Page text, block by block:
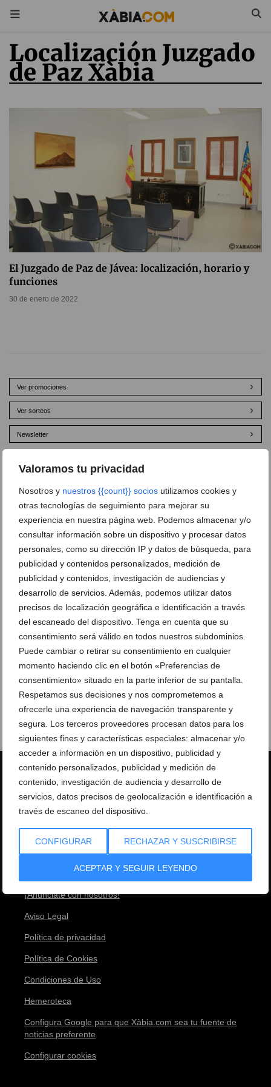
Valoramos tu privacidad
Nosotros y nuestros {{count}} socios utilizamos cookies y
otras tecnologías de seguimiento para mejorar su
experiencia en nuestra página web. Podemos almacenar y/o
consultar información sobre un dispositivo y procesar datos
personales, como su dirección IP y datos de búsqueda, para
publicidad y contenidos personalizados, medición de
publicidad y contenidos, investigación de audiencias y
desarrollo de servicios. Además, podemos utilizar datos
precisos de localización geográfica e identificación a través
del escaneado del dispositivo. Tenga en cuenta que su
consentimiento será válido en todos nuestros subdominios.
Puede cambiar o retirar su consentimiento en cualquier
momento haciendo clic en el botón «Preferencias de
consentimiento» situado en la parte inferior de su pantalla.
Respetamos sus decisiones y nos comprometemos a
ofrecerle una experiencia de navegación transparente y
segura. Los terceros proveedores procesan datos para los
siguientes fines y características especiales: almacenar y/o
acceder a información en un dispositivo, publicidad y
contenido personalizados, publicidad y medición de
contenido, investigación de audiencia y desarrollo de
servicios, datos precisos de geolocalización e identificación a
través de escaneo del dispositivo.
CONFIGURAR RECHAZAR Y SUSCRIBIRSE
ACEPTAR Y SEGUIR LEYENDO
Localización Juzgado
de Paz Xàbia
El Juzgado de Paz de Jávea: localización, horario y
funciones
30 de enero de 2022
Ver promociones
Ver sorteos
Newsletter
Estadísticas
Equipo
Envíanos tu noticia
¡Anúnciate con nosotros!
Aviso Legal
Política de privacidad
Política de Cookies
Condiciones de Uso
Hemeroteca
Configura Google para que Xàbia.com sea tu fuente de
noticias preferente
Configurar cookies